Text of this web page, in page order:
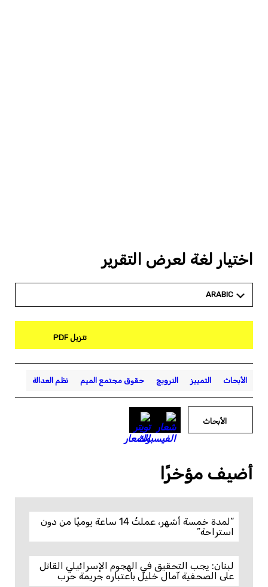
اختيار لغة لعرض التقرير
ARABIC
تنزيل PDF
الأبحاث التمييز النرويج حقوق مجتمع الميم نظم العدالة
الأبحاث
أضيف مؤخرًا
“لمدة خمسة أشهر، عملتُ 14 ساعة يوميًا من دون
استراحة”
لبنان: يجب التحقيق في الهجوم الإسرائيلي القاتل
على الصحفية آمال خليل باعتباره جريمة حرب